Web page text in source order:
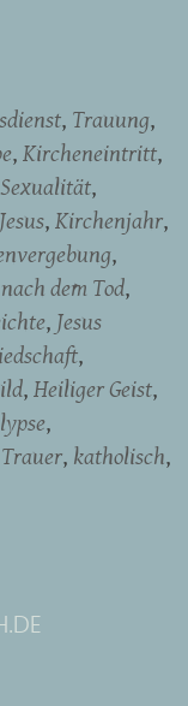
Trauung
Kircheneintritt
Sexualität
Jesus Kirchenjahr
dem Tod
Jesus
Heiliger Geist
Trauer katholisch